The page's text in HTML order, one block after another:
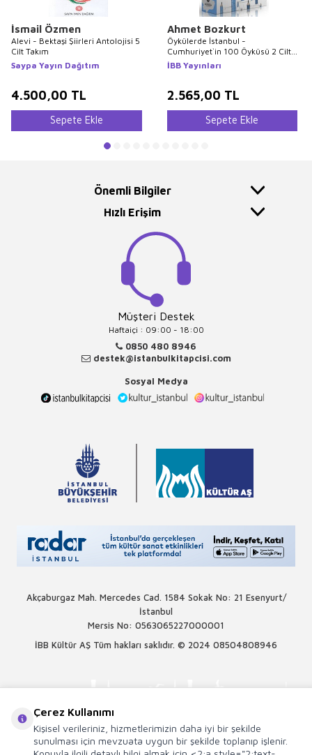
İsmail Özmen
Alevi - Bektaşi Şiirleri Antolojisi 5
Cilt Takım
Saypa Yayın Dağıtım
4.500,00 TL
Sepete Ekle
Ahmet Bozkurt
Öykülerde İstanbul -
Cumhuriyet`in 100 Öyküsü 2 Cilt
Takım
İBB Yayınları
2.565,00 TL
Sepete Ekle
Önemli Bilgiler
Hızlı Erişim
Müşteri Destek
Haftaiçi : 09:00 - 18:00
0850 480 8946
destek@istanbulkitapcisi.com
Sosyal Medya
Akçaburgaz Mah. Mercedes Cad. 1584 Sokak No: 21 Esenyurt/
İstanbul
Mersis No: 0563065227000001
İBB Kültür AŞ Tüm hakları saklıdır. © 2024 08504808946
Çerez Kullanımı
Kişisel verileriniz, hizmetlerimizin daha iyi bir şekilde
sunulması için mevzuata uygun bir şekilde toplanıp işlenir.